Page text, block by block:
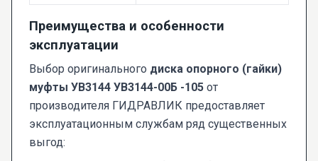
Преимущества и особенности
эксплуатации
Выбор оригинального диска опорного (гайки)
муфты УВ3144 УВ3144-00Б -105 от
производителя ГИДРАВЛИК предоставляет
эксплуатационным службам ряд существенных
выгод: